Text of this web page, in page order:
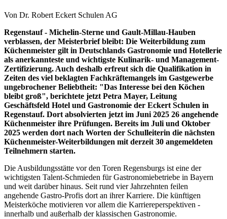
Von Dr. Robert Eckert Schulen AG
Regenstauf - Michelin-Sterne und Gault-Millau-Hauben
verblassen, der Meisterbrief bleibt: Die Weiterbildung zum
Küchenmeister gilt in Deutschlands Gastronomie und Hotellerie
als anerkannteste und wichtigste Kulinarik- und Management-
Zertifizierung. Auch deshalb erfreut sich die Qualifikation in
Zeiten des viel beklagten Fachkräftemangels im Gastgewerbe
ungebrochener Beliebtheit: "Das Interesse bei den Köchen
bleibt groß", berichtete jetzt Petra Mayer, Leitung
Geschäftsfeld Hotel und Gastronomie der Eckert Schulen in
Regenstauf. Dort absolvierten jetzt im Juni 2025 26 angehende
Küchenmeister ihre Prüfungen. Bereits im Juli und Oktober
2025 werden dort nach Worten der Schulleiterin die nächsten
Küchenmeister-Weiterbildungen mit derzeit 30 angemeldeten
Teilnehmern starten.
Die Ausbildungsstätte vor den Toren Regensburgs ist eine der
wichtigsten Talent-Schmieden für Gastronomiebetriebe in Bayern
und weit darüber hinaus. Seit rund vier Jahrzehnten feilen
angehende Gastro-Profis dort an ihrer Karriere. Die künftigen
Meisterköche motivieren vor allem die Karriereperspektiven -
innerhalb und außerhalb der klassischen Gastronomie.